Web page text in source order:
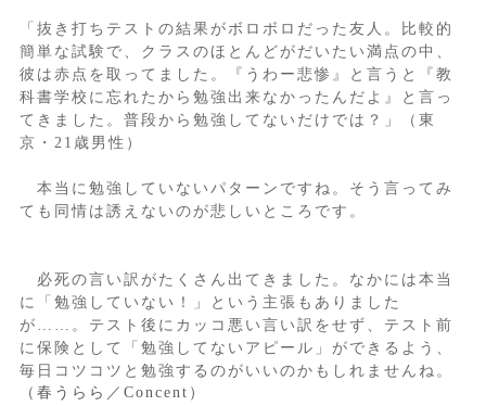
「抜き打ちテストの結果がボロボロだった友人。比較的
簡単な試験で、クラスのほとんどがだいたい満点の中、
彼は赤点を取ってました。『うわー悲惨』と言うと『教
科書学校に忘れたから勉強出来なかったんだよ』と言っ
てきました。普段から勉強してないだけでは？」（東
京・21歳男性）
本当に勉強していないパターンですね。そう言ってみ
ても同情は誘えないのが悲しいところです。
必死の言い訳がたくさん出てきました。なかには本当
に「勉強していない！」という主張もありました
が……。テスト後にカッコ悪い言い訳をせず、テスト前
に保険として「勉強してないアピール」ができるよう、
毎日コツコツと勉強するのがいいのかもしれませんね。
（春うらら／Concent）